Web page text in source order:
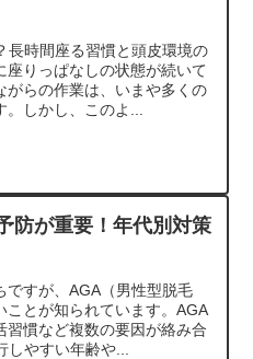
長時間座る習慣と頭皮環境の
りっぱなしの状態が続いて
がらの作業は、いまや多くの
。しかし、このよ...
防が重要！年代別対策
ですが、AGA（男性型脱毛
ことが知られています。AGA
習慣など複数の要因が絡み合
やすい年齢や...